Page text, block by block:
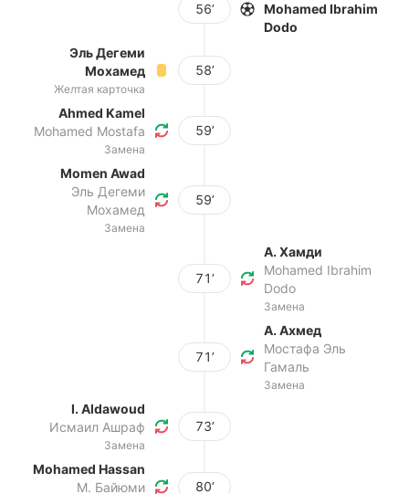
56’
Mohamed Ibrahim
Dodo
Эль Дегеми
Мохамед
Желтая карточка
58’
Ahmed Kamel
Mohamed Mostafa
Замена
59’
Momen Awad
Эль Дегеми
Мохамед
Замена
59’
71’
А. Хамди
Mohamed Ibrahim
Dodo
Замена
71’
А. Ахмед
Мостафа Эль
Гамаль
Замена
I. Aldawoud
Исмаил Ашраф
Замена
73’
Mohamed Hassan
М. Байюми
80’